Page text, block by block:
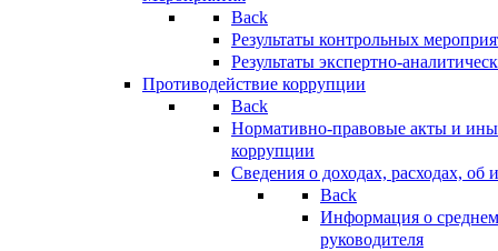
Back
Результаты контрольных
Результаты экспертно-
Противодействие коррупции
Back
Нормативно-правовые акты и
коррупции
Сведения о доходах, расходах, об
Back
Информация о
руководителя